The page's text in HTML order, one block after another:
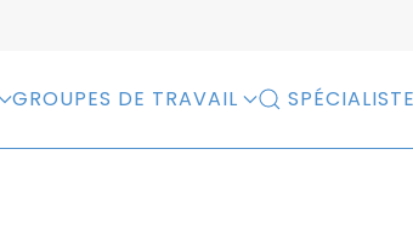
GROUPES DE TRAVAIL